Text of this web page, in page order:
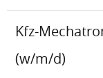
Kfz-
(w/m/d)